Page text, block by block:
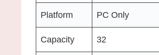
Platform PC Only
Capacity 32